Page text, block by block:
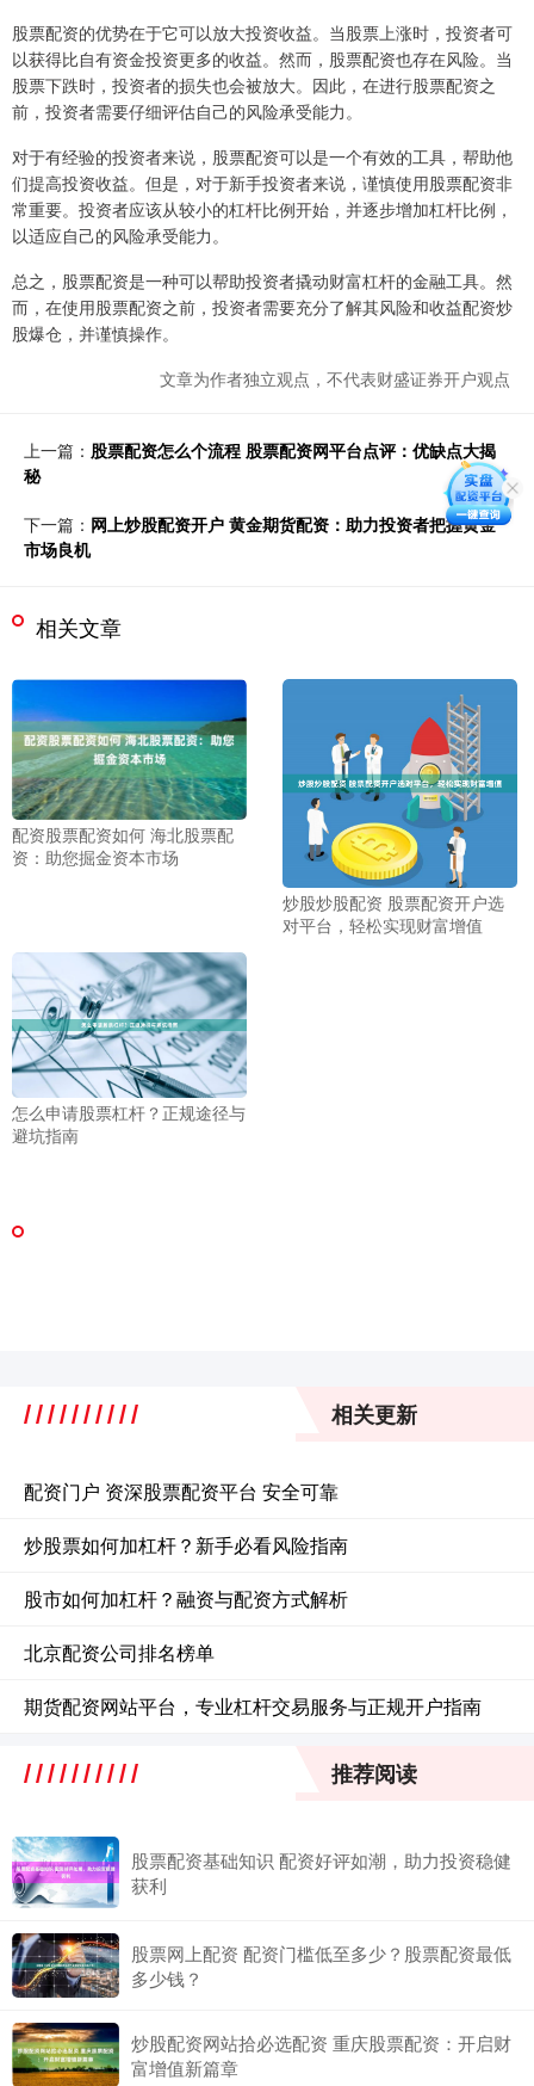
股票配资的优势在于它可以放大投资收益。当股票上涨时，投资者可
以获得比自有资金投资更多的收益。然而，股票配资也存在风险。当
股票下跌时，投资者的损失也会被放大。因此，在进行股票配资之
前，投资者需要仔细评估自己的风险承受能力。
对于有经验的投资者来说，股票配资可以是一个有效的工具，帮助他
们提高投资收益。但是，对于新手投资者来说，谨慎使用股票配资非
常重要。投资者应该从较小的杠杆比例开始，并逐步增加杠杆比例，
以适应自己的风险承受能力。
总之，股票配资是一种可以帮助投资者撬动财富杠杆的金融工具。然
而，在使用股票配资之前，投资者需要充分了解其风险和收益配资炒
股爆仓，并谨慎操作。
文章为作者独立观点，不代表财盛证券开户观点
上一篇： 股票配资怎么个流程 股票配资网平台点评：优缺点大揭
秘
下一篇： 网上炒股配资开户 黄金期货配资：助力投资者把握黄金
市场良机
相关文章
配资股票配资如何 海北股票配
资：助您掘金资本市场
炒股炒股配资 股票配资开户选
对平台，轻松实现财富增值
怎么申请股票杠杆？正规途径与
避坑指南
相关更新
配资门户 资深股票配资平台 安全可靠
炒股票如何加杠杆？新手必看风险指南
股市如何加杠杆？融资与配资方式解析
北京配资公司排名榜单
期货配资网站平台，专业杠杆交易服务与正规开户指南
推荐阅读
股票配资基础知识 配资好评如潮，助力投资稳健
获利
股票网上配资 配资门槛低至多少？股票配资最低
多少钱？
炒股配资网站拾必选配资 重庆股票配资：开启财
富增值新篇章